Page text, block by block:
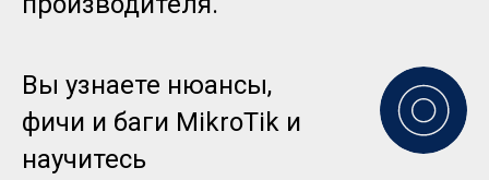
Вы узнаете нюансы,
фичи и баги MikroTik и
научитесь